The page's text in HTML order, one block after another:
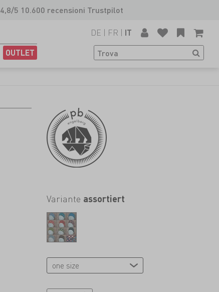
4,8/5 10.600 recensioni Trustpilot
OUTLET
DE | FR | IT
Variante assortiert